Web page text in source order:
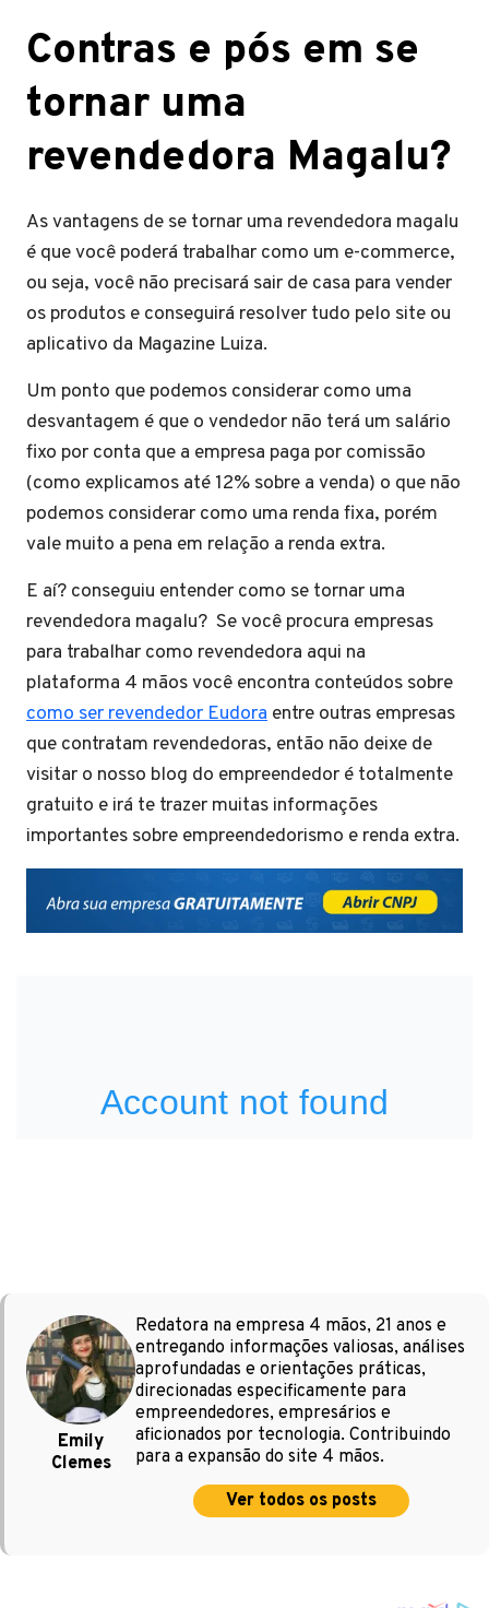
Contras e pós em se
tornar uma
revendedora Magalu?
As vantagens de se tornar uma revendedora magalu
é que você poderá trabalhar como um e-commerce,
ou seja, você não precisará sair de casa para vender
os produtos e conseguirá resolver tudo pelo site ou
aplicativo da Magazine Luiza.
Um ponto que podemos considerar como uma
desvantagem é que o vendedor não terá um salário
fixo por conta que a empresa paga por comissão
(como explicamos até 12% sobre a venda) o que não
podemos considerar como uma renda fixa, porém
vale muito a pena em relação a renda extra.
E aí? conseguiu entender como se tornar uma
revendedora magalu? Se você procura empresas
para trabalhar como revendedora aqui na
plataforma 4 mãos você encontra conteúdos sobre
como ser revendedor Eudora entre outras empresas
que contratam revendedoras, então não deixe de
visitar o nosso blog do empreendedor é totalmente
gratuito e irá te trazer muitas informações
importantes sobre empreendedorismo e renda extra.
Emily
Clemes
Redatora na empresa 4 mãos, 21 anos e
entregando informações valiosas, análises
aprofundadas e orientações práticas,
direcionadas especificamente para
empreendedores, empresários e
aficionados por tecnologia. Contribuindo
para a expansão do site 4 mãos.
Ver todos os posts